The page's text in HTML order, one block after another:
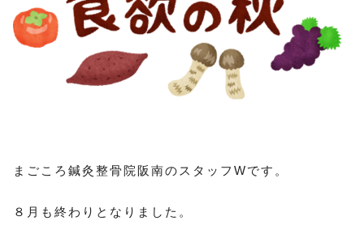
まごころ鍼灸整骨院阪南のスタッフWです。
８月も終わりとなりました。